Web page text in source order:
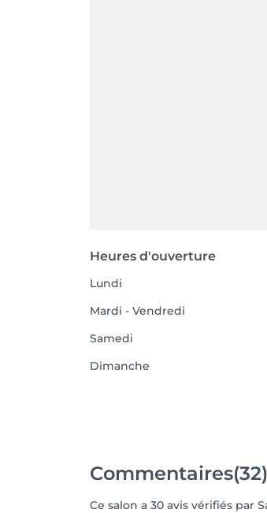
Heures d'ouverture
Lundi
Mardi - Vendredi
Samedi
Dimanche
Commentaires(32)
Ce salon a 30 avis vérifiés par